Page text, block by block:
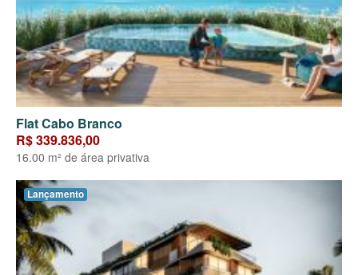
Flat Cabo Branco
R$ 339.836,00
16.00 m² de área privativa
Lançamento